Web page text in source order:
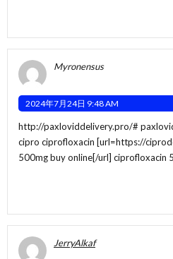
Myronensus
2024年7月24日 9:48 AM
http://paxloviddelivery.pro/#
cipro ciprofloxacin [url=https://
500mg buy online[/url] ciprofloxacin
JerryAlkaf